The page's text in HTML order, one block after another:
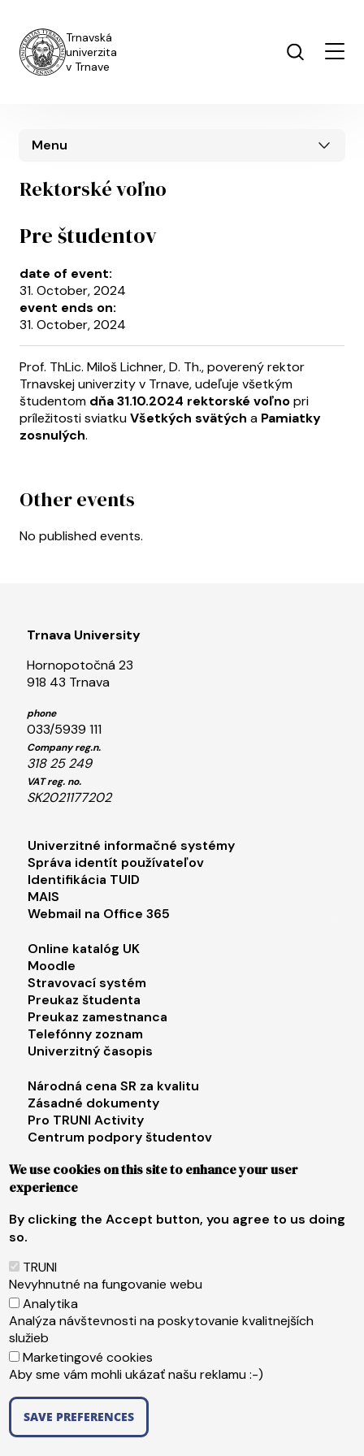
Trnavská
univerzita
v Trnave
Rektorské voľno
Prof. ThLic. Miloš Lichner, D. Th., poverený rektor
Trnavskej univerzity v Trnave, udeľuje všetkým
študentom dňa 31.10.2024 rektorské voľnopri
príležitosti sviatkuVšetkých svätých a Pamiatky
zosnulých.
Pre študentov
date of event:
31. October, 2024
event ends on:
31. October, 2024
Menu
Other events
No published events.
Trnava University
Hornopotočná 23
918 43 Trnava
phone
033/5939 111
Company reg.n.
318 25 249
VAT reg. no.
SK2021177202
Footer menu 1
Univerzitné informačné systémy
Správa identít používateľov
Identifikácia TUID
MAIS
Webmail na Office 365
Footer menu 2
Online katalóg UK
Moodle
Stravovací systém
Preukaz študenta
Preukaz zamestnanca
Telefónny zoznam
Univerzitný časopis
Footer menu 3
Národná cena SR za kvalitu
Zásadné dokumenty
Pro TRUNI Activity
Centrum podpory študentov
Footer menu 4
E-shop
Instagram
Youtube
Spotify
TikTok
Päta
Web content administrator
Technical operator
Accessibility statement
We use cookies on this site to enhance your user
experience
By clicking the Accept button, you agree to us doing
so.
TRUNI
Nevyhnutné na fungovanie webu
Analytika
Analýza návštevnosti na poskytovanie kvalitnejších
služieb
Marketingové cookies
Aby sme vám mohli ukázať našu reklamu :-)
SAVE PREFERENCES